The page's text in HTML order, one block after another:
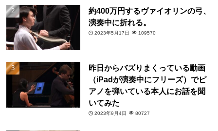
約400万円するヴァイオリンの弓、
演奏中に折れる。
2023年5月17日 109570
昨日からバズりまくっている動画
（iPadが演奏中にフリーズ）でピ
アノを弾いている本人にお話を聞
いてみた
2023年9月4日 80727